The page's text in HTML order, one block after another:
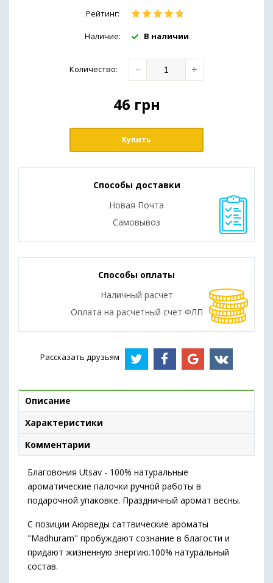
Рейтинг:
Наличие: В наличии
Количество: − +
46 грн
Купить
Способы доставки
Новая Почта
Самовывоз
Способы оплаты
Наличный расчет
Оплата на расчетный счет ФЛП
Рассказать друзьям
Описание
Характеристики
Комментарии
Благовония Utsav - 100% натуральные
ароматические палочки ручной работы в
подарочной упаковке. Праздничный аромат весны.
С позиции Аюрведы саттвические ароматы
"Madhuram" пробуждают сознание в благости и
придают жизненную энергию.100% натуральный
состав.
(мази,гели,масла)